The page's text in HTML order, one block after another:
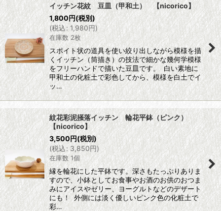
イッチン花紋 豆皿（甲和土） 【nicorico】
1,800円(税別)
(税込: 1,980円)
在庫数 2枚
スポイト状の道具を使い絞り出しながら模様を描
くイッチン（筒描き）の技法で細かな幾何学模様
をフリーハンドで描いた豆皿です。 白い素地に
甲和土の化粧土で彩色してから、模様を白土でイ
ッ…
紋花彩泥掻落イッチン 輪花平鉢（ピンク）
【nicorico】
3,500円(税別)
(税込: 3,850円)
在庫数 1個
縁を輪花にした平鉢です。深さもたっぷりありま
すので、小鉢としてお食事やお酒のお供のおつま
みにアイスやゼリー、ヨーグルトなどのデザート
にも！ 外側には淡く優しいピンク色の化粧土で
彩…